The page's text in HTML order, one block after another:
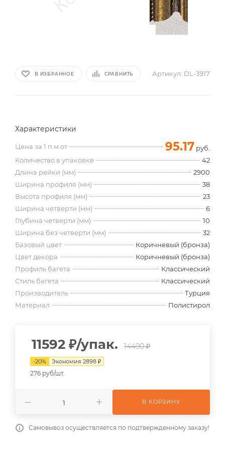
В ИЗБРАННОЕ СРАВНИТЬ Артикул: DL-3917
Характеристики
Цена за 1 п.м от 95.17 руб.
Количество в упаковке
42
Длина рейки (мм)
2900
Ширина профиля (мм)
38
Высота профиля (мм)
23
Ширина четверти (мм)
6
Глубина четверти (мм)
10
Ширина без четверти (мм)
32
Базовый цвет
Коричневый (бронза)
Цвет декора
Коричневый (бронза)
Профиль багета
Классический
Стиль багета
Классический
Производитель
Турция
Материал
Полистирол
11592 ₽/упак. 14490 ₽
-20% Экономия 2898 ₽
276 руб/шт.
В КОРЗИНУ
Самовывоз осуществляется по подтвержденному заказу!